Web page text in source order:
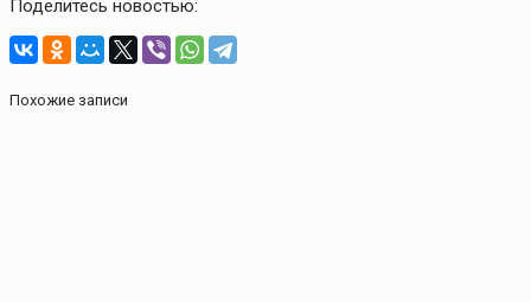
Поделитесь новостью:
Похожие записи